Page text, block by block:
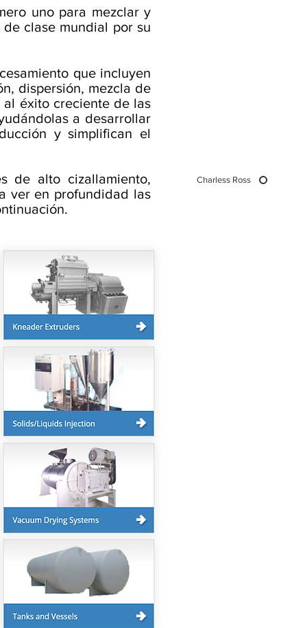
Charless Ross
uno para mezclar y
clase mundial por su
que incluyen
dispersión, mezcla de
al éxito creciente de las
a desarrollar
y simplifican el
de alto cizallamiento,
ver en profundidad las